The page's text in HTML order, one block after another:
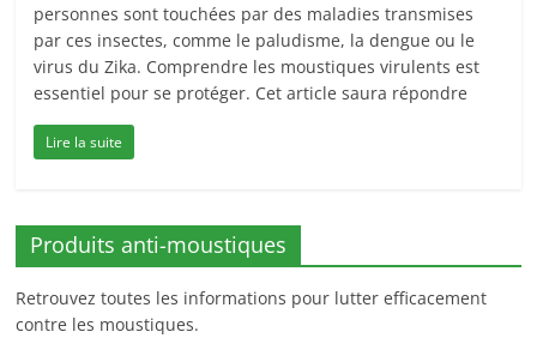
personnes sont touchées par des maladies transmises
par ces insectes, comme le paludisme, la dengue ou le
virus du Zika. Comprendre les moustiques virulents est
essentiel pour se protéger. Cet article saura répondre
Lire la suite
Produits anti-moustiques
Retrouvez toutes les informations pour lutter efficacement
contre les moustiques.